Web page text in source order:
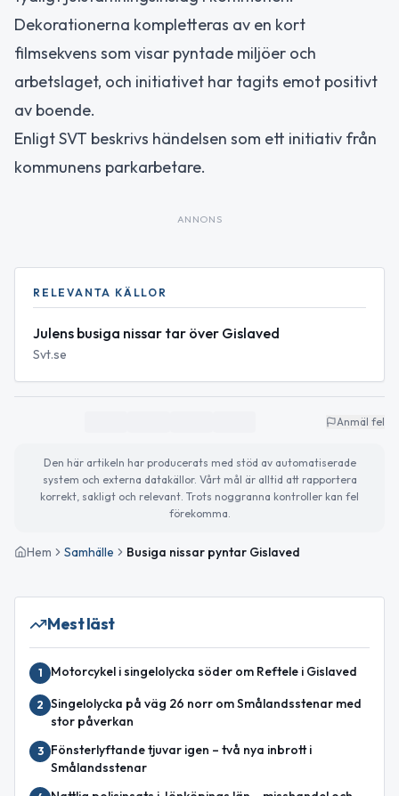
Dekorationerna kompletteras av en kort
filmsekvens som visar pyntade miljöer och
arbetslaget, och initiativet har tagits emot positivt
av boende.
Enligt SVT beskrivs händelsen som ett initiativ från
kommunens parkarbetare.
ANNONS
RELEVANTA KÄLLOR
Julens busiga nissar tar över Gislaved
Svt.se
Anmäl fel
Den här artikeln har producerats med stöd av automatiserade
system och externa datakällor. Vårt mål är alltid att rapportera
korrekt, sakligt och relevant. Trots noggranna kontroller kan fel
förekomma.
Hem Samhälle Busiga nissar pyntar Gislaved
Mest läst
1 Motorcykel i singelolycka söder om Reftele i Gislaved
2 Singelolycka på väg 26 norr om Smålandsstenar med
stor påverkan
3
Fönsterlyftande tjuvar igen – två nya inbrott i
Smålandsstenar